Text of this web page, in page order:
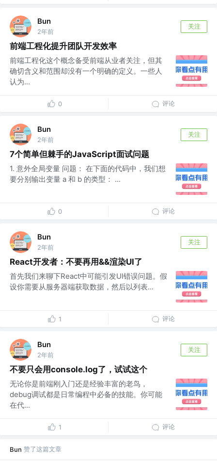
Bun
2年前
关注
前端工程化提升团队开发效率
前端工程化这个概念备受前端从业者关注，但其
确切含义和范围却没有一个明确的定义。一些人
认为...
0 评论
Bun
2年前
关注
7个简单但棘手的JavaScript面试问题
1. 意外全局变量 问题： 在下面的代码中，我们想
要分别输出变量 a 和 b 的类型： ...
0 评论
Bun
2年前
关注
React开发者：不要再用&&渲染UI了
首先我们来聊下React中可能引发UI错误问题。假
设你需要从服务器端获取数据，然后以列表...
1 评论
Bun
2年前
关注
不要只会用console.log了，试试这个
无论你是前端刚入门还是经验丰富的老鸟，
debug调试都是日常编程中必备的技能。你可能
在代...
1 评论
Bun 赞了这篇文章